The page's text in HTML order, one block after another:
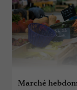
Marché